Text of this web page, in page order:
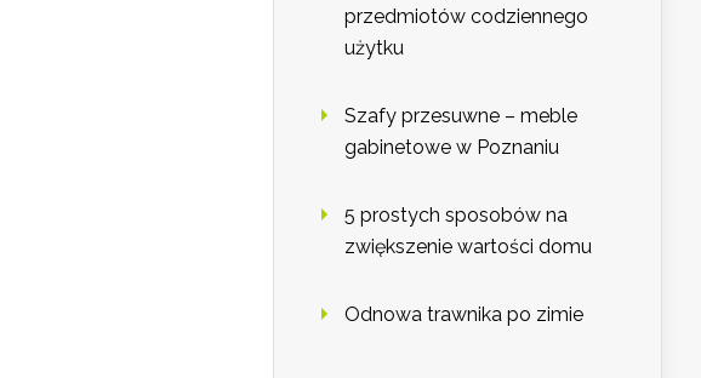
przedmiotów codziennego
użytku
Szafy przesuwne – meble
gabinetowe w Poznaniu
5 prostych sposobów na
zwiększenie wartości domu
Odnowa trawnika po zimie